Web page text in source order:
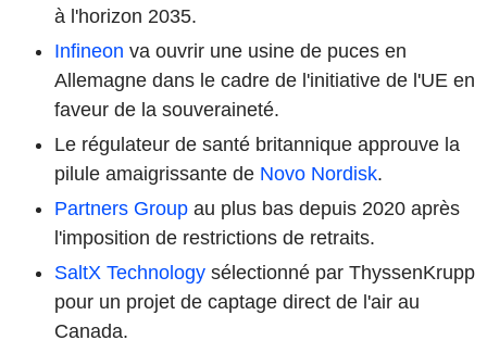
à l'horizon 2035.
Infineon va ouvrir une usine de puces en
Allemagne dans le cadre de l'initiative de l'UE en
faveur de la souveraineté.
Le régulateur de santé britannique approuve la
pilule amaigrissante de Novo Nordisk.
Partners Group au plus bas depuis 2020 après
l'imposition de restrictions de retraits.
SaltX Technology sélectionné par ThyssenKrupp
pour un projet de captage direct de l'air au
Canada.